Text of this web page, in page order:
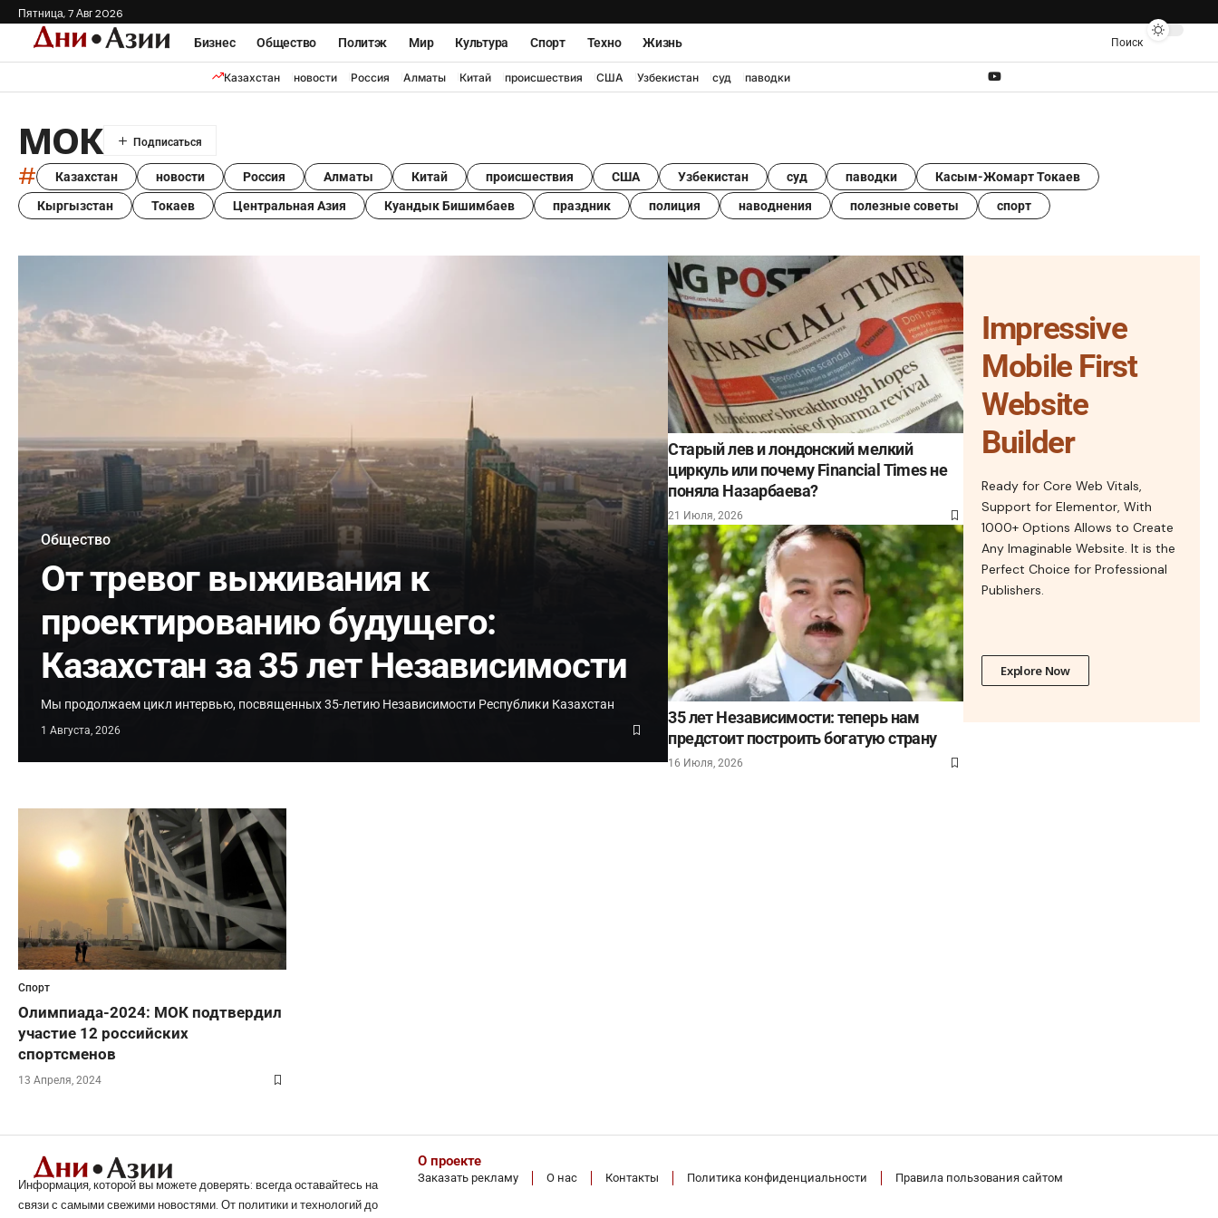
Пятница, 7 Авг 2026
Бизнес
Общество Политэк Мир Культура Спорт Техно Жизнь Поиск
Казахстан новости Россия Алматы Китай происшествия США Узбекистан суд паводки
МОК
# Казахстан новости Россия Алматы Китай происшествия США Узбекистан суд паводки Касым-Жомарт Токаев
Кыргызстан Токаев Центральная Азия Куандык Бишимбаев праздник полиция наводнения полезные советы спорт
Общество
От тревог выживания к
проектированию будущего:
Казахстан за 35 лет Независимости
Мы продолжаем цикл интервью, посвященных 35-летию Независимости Республики Казахстан
1 Августа, 2026
Старый лев и лондонский мелкий
циркуль или почему Financial Times не
поняла Назарбаева?
21 Июля, 2026
35 лет Независимости: теперь нам
предстоит построить богатую страну
16 Июля, 2026
Impressive
Mobile First
Website
Builder
Ready for Core Web Vitals,
Support for Elementor, With
1000+ Options Allows to Create
Any Imaginable Website. It is the
Perfect Choice for Professional
Publishers.
Explore Now
Спорт
Олимпиада-2024: МОК подтвердил
участие 12 российских
спортсменов
13 Апреля, 2024
Информация, которой вы можете доверять: всегда оставайтесь на
связи с самыми свежими новостями. От политики и технологий до
О проекте
Заказать рекламу О нас Контакты Политика конфиденциальности Правила пользования сайтом